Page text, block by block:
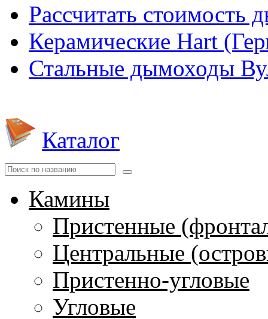
Рассчитать стоимость
Керамические Hart
Стальные дымоходы
Каталог
Камины
Пристенные
Центральные
Пристенно-угловые
Угловые